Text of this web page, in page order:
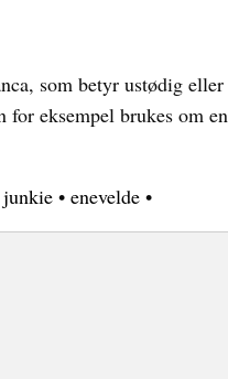
som betyr ustødig
eksempel brukes om
junkie • enevelde •